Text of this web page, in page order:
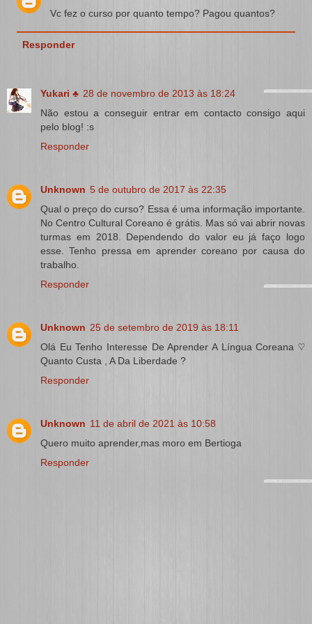
Vc fez o curso por quanto tempo? Pagou quantos?
Responder
Yukari ♣ 28 de novembro de 2013 às 18:24
Não estou a conseguir entrar em contacto consigo aqui
pelo blog! :s
Responder
Unknown 5 de outubro de 2017 às 22:35
Qual o preço do curso? Essa é uma informação importante.
No Centro Cultural Coreano é grátis. Mas só vai abrir novas
turmas em 2018. Dependendo do valor eu já faço logo
esse. Tenho pressa em aprender coreano por causa do
trabalho.
Responder
Unknown 25 de setembro de 2019 às 18:11
Olá Eu Tenho Interesse De Aprender A Língua Coreana ♡
Quanto Custa , A Da Liberdade ?
Responder
Unknown 11 de abril de 2021 às 10:58
Quero muito aprender,mas moro em Bertioga
Responder